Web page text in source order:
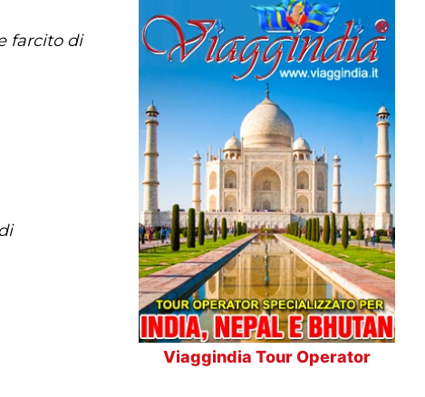
farcito di
Viaggindia Tour Operator